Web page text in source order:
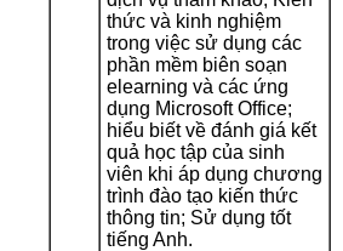
thức và kinh nghiệm
trong việc sử dụng các
phần mềm biên soạn
elearning và các ứng
dụng Microsoft Office;
hiểu biết về đánh giá kết
quả học tập của sinh
viên khi áp dụng chương
trình đào tạo kiến thức
thông tin; Sử dụng tốt
tiếng Anh.